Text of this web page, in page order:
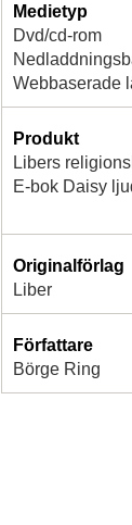
Medietyp
Dvd/cd-rom
Webbaserade
Produkt
Libers
E-bok Daisy
Originalförlag
Liber
Författare
Börge Ring